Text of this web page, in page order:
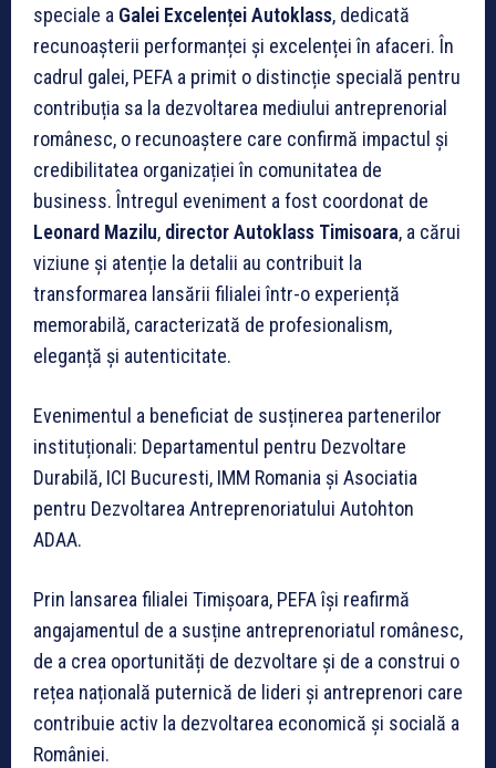
speciale a Galei Excelenței Autoklass, dedicată
recunoașterii performanței și excelenței în afaceri. În
cadrul galei, PEFA a primit o distincție specială pentru
contribuția sa la dezvoltarea mediului antreprenorial
românesc, o recunoaștere care confirmă impactul și
credibilitatea organizației în comunitatea de
business. Întregul eveniment a fost coordonat de
Leonard Mazilu, director Autoklass Timisoara, a cărui
viziune și atenție la detalii au contribuit la
transformarea lansării filialei într-o experiență
memorabilă, caracterizată de profesionalism,
eleganță și autenticitate.
Evenimentul a beneficiat de susținerea partenerilor
instituționali: Departamentul pentru Dezvoltare
Durabilă, ICI Bucuresti, IMM Romania și Asociatia
pentru Dezvoltarea Antreprenoriatului Autohton
ADAA.
Prin lansarea filialei Timișoara, PEFA își reafirmă
angajamentul de a susține antreprenoriatul românesc,
de a crea oportunități de dezvoltare și de a construi o
rețea națională puternică de lideri și antreprenori care
contribuie activ la dezvoltarea economică și socială a
României.